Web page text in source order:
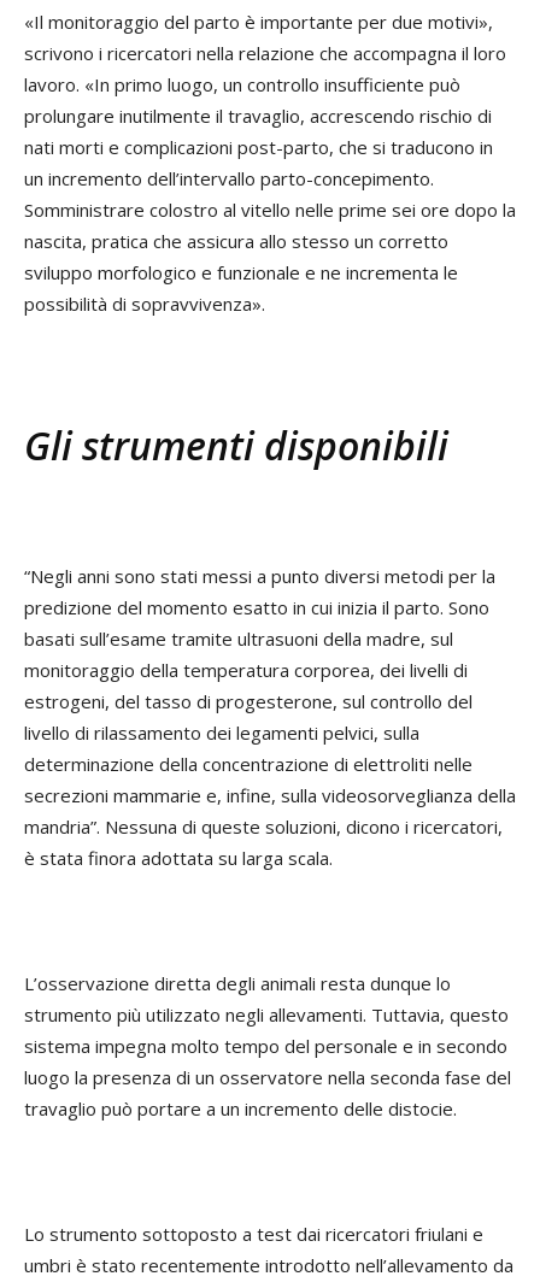
«Il monitoraggio del parto è importante per due motivi»,
scrivono i ricercatori nella relazione che accompagna il loro
lavoro. «In primo luogo, un controllo insufficiente può
prolungare inutilmente il travaglio, accrescendo rischio di
nati morti e complicazioni post-parto, che si traducono in
un incremento dell’intervallo parto-concepimento.
Somministrare colostro al vitello nelle prime sei ore dopo la
nascita, pratica che assicura allo stesso un corretto
sviluppo morfologico e funzionale e ne incrementa le
possibilità di sopravvivenza».
Gli strumenti disponibili
“Negli anni sono stati messi a punto diversi metodi per la
predizione del momento esatto in cui inizia il parto. Sono
basati sull’esame tramite ultrasuoni della madre, sul
monitoraggio della temperatura corporea, dei livelli di
estrogeni, del tasso di progesterone, sul controllo del
livello di rilassamento dei legamenti pelvici, sulla
determinazione della concentrazione di elettroliti nelle
secrezioni mammarie e, infine, sulla videosorveglianza della
mandria”. Nessuna di queste soluzioni, dicono i ricercatori,
è stata finora adottata su larga scala.
L’osservazione diretta degli animali resta dunque lo
strumento più utilizzato negli allevamenti. Tuttavia, questo
sistema impegna molto tempo del personale e in secondo
luogo la presenza di un osservatore nella seconda fase del
travaglio può portare a un incremento delle distocie.
Lo strumento sottoposto a test dai ricercatori friulani e
umbri è stato recentemente introdotto nell’allevamento da